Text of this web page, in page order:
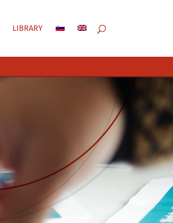
LIBRARY